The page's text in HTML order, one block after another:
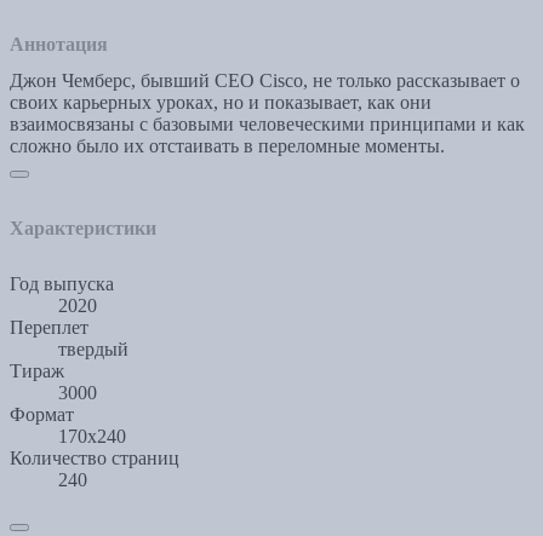
Аннотация
Джон Чемберс, бывший СЕО Cisco, не только рассказывает о
своих карьерных уроках, но и показывает, как они
взаимосвязаны с базовыми человеческими принципами и как
сложно было их отстаивать в переломные моменты.
Характеристики
Год выпуска
2020
Переплет
твердый
Тираж
3000
Формат
170x240
Количество страниц
240